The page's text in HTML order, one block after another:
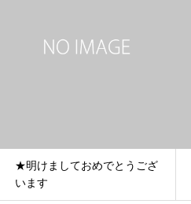
★明けましておめでとうござ
います